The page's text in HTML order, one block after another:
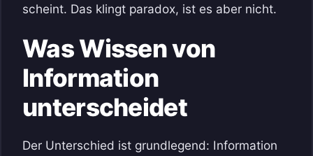
scheint. Das klingt paradox, ist es aber nicht.
Was Wissen von
Information
unterscheidet
Der Unterschied ist grundlegend: Information